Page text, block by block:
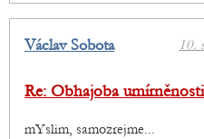
10.
Václav Sobota
Re: Obhajoba umírněnosti
mYslim, samozrejme...